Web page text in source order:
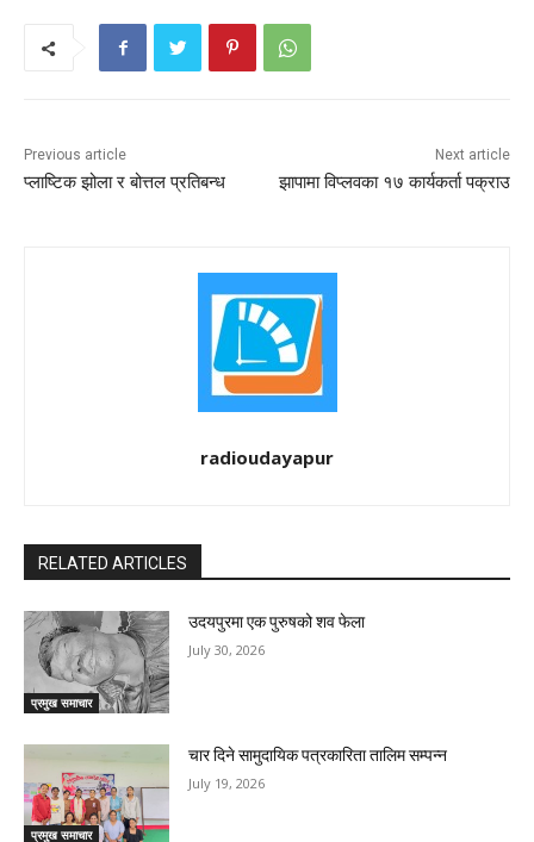
Previous article
प्लाष्टिक झोला र बोत्तल प्रतिबन्ध
Next article
झापामा विप्लवका १७ कार्यकर्ता पक्राउ
radioudayapur
RELATED ARTICLES
प्रमुख समाचार
उदयपुरमा एक पुरुषको शव फेला
July 30, 2026
प्रमुख समाचार
चार दिने सामुदायिक पत्रकारिता तालिम सम्पन्न
July 19, 2026